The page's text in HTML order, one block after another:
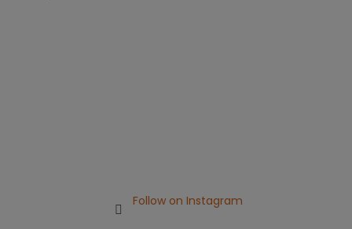
Follow on Instagram